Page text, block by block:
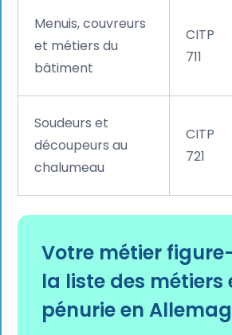
Menuis, couvreurs
et métiers du
bâtiment
CITP
711
Soudeurs et
découpeurs au
chalumeau
CITP
721
Votre métier
la liste des métiers
pénurie en